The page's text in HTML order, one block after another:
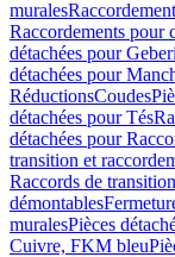
murales
Raccordements pour
détachées pour
détachées pour
RéductionsCoudes
détachées pour Tés
détachées pour
transition et
Raccords de
démontables
muralesPièces
Cuivre, FKM bleu